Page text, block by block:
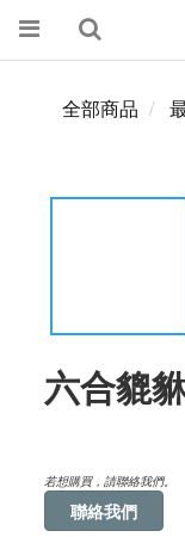
全部商品
六合貔
若想購買，請聯絡我們。
聯絡我們